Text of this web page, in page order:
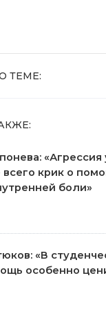
ТЕМЕ:
«Агрессия
крик о
боли»
«В
особенно